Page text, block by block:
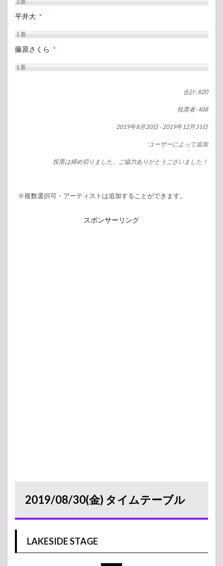
平井大 *
1票
藤原さくら *
1票
合計: 820
投票者: 408
2019年8月20日 -2019年12月31日
*ユーザーによって追加
投票は締め切りました。ご協力ありがとうございました！
※複数選択可・アーティストは追加することができます。
スポンサーリンク
2019/08/30(金) タイムテーブル
LAKESIDE STAGE